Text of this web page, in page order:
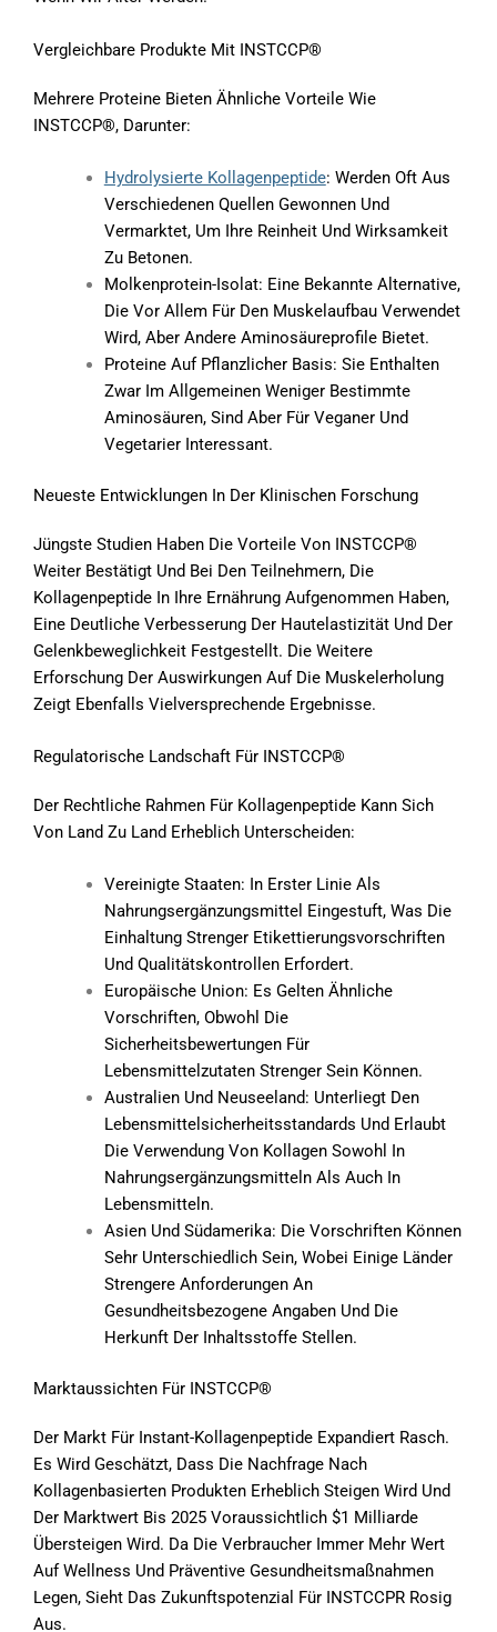
Vergleichbare Produkte Mit INSTCCP®
Mehrere Proteine Bieten Ähnliche Vorteile Wie
INSTCCP®, Darunter:
Hydrolysierte Kollagenpeptide: Werden Oft Aus
Verschiedenen Quellen Gewonnen Und
Vermarktet, Um Ihre Reinheit Und Wirksamkeit
Zu Betonen.
Molkenprotein-Isolat: Eine Bekannte Alternative,
Die Vor Allem Für Den Muskelaufbau Verwendet
Wird, Aber Andere Aminosäureprofile Bietet.
Proteine Auf Pflanzlicher Basis: Sie Enthalten
Zwar Im Allgemeinen Weniger Bestimmte
Aminosäuren, Sind Aber Für Veganer Und
Vegetarier Interessant.
Neueste Entwicklungen In Der Klinischen Forschung
Jüngste Studien Haben Die Vorteile Von INSTCCP®
Weiter Bestätigt Und Bei Den Teilnehmern, Die
Kollagenpeptide In Ihre Ernährung Aufgenommen Haben,
Eine Deutliche Verbesserung Der Hautelastizität Und Der
Gelenkbeweglichkeit Festgestellt. Die Weitere
Erforschung Der Auswirkungen Auf Die Muskelerholung
Zeigt Ebenfalls Vielversprechende Ergebnisse.
Regulatorische Landschaft Für INSTCCP®
Der Rechtliche Rahmen Für Kollagenpeptide Kann Sich
Von Land Zu Land Erheblich Unterscheiden:
Vereinigte Staaten: In Erster Linie Als
Nahrungsergänzungsmittel Eingestuft, Was Die
Einhaltung Strenger Etikettierungsvorschriften
Und Qualitätskontrollen Erfordert.
Europäische Union: Es Gelten Ähnliche
Vorschriften, Obwohl Die
Sicherheitsbewertungen Für
Lebensmittelzutaten Strenger Sein Können.
Australien Und Neuseeland: Unterliegt Den
Lebensmittelsicherheitsstandards Und Erlaubt
Die Verwendung Von Kollagen Sowohl In
Nahrungsergänzungsmitteln Als Auch In
Lebensmitteln.
Asien Und Südamerika: Die Vorschriften Können
Sehr Unterschiedlich Sein, Wobei Einige Länder
Strengere Anforderungen An
Gesundheitsbezogene Angaben Und Die
Herkunft Der Inhaltsstoffe Stellen.
Marktaussichten Für INSTCCP®
Der Markt Für Instant-Kollagenpeptide Expandiert Rasch.
Es Wird Geschätzt, Dass Die Nachfrage Nach
Kollagenbasierten Produkten Erheblich Steigen Wird Und
Der Marktwert Bis 2025 Voraussichtlich $1 Milliarde
Übersteigen Wird. Da Die Verbraucher Immer Mehr Wert
Auf Wellness Und Präventive Gesundheitsmaßnahmen
Legen, Sieht Das Zukunftspotenzial Für INSTCCPR Rosig
Aus.